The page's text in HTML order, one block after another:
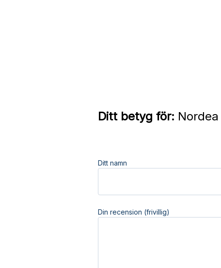
Ditt betyg för:
Ditt namn
Din recension (frivillig)